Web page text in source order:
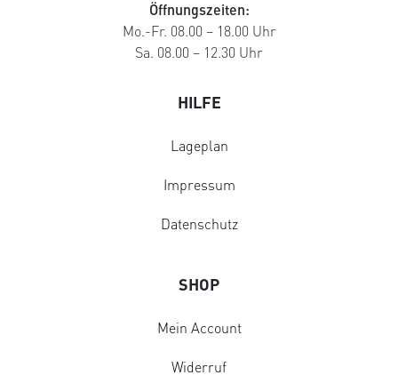
Öffnungszeiten:
Mo.-Fr. 08.00 – 18.00 Uhr
Sa. 08.00 – 12.30 Uhr
HILFE
Lageplan
Impressum
Datenschutz
SHOP
Mein Account
Widerruf